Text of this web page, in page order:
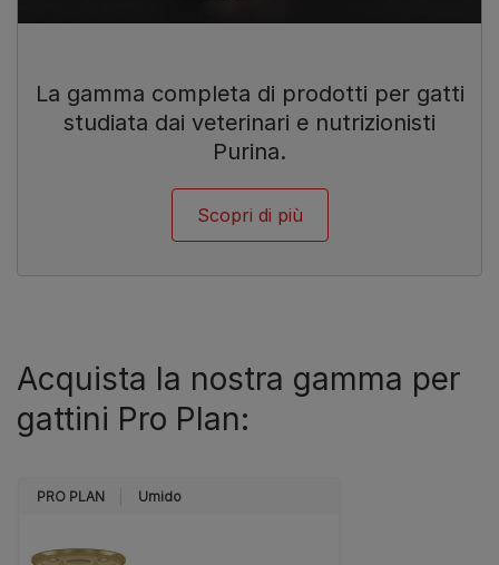
La gamma completa di prodotti per gatti
studiata dai veterinari e nutrizionisti
Purina.
Scopri di più
Acquista la nostra gamma per
gattini Pro Plan:
PRO PLAN Umido